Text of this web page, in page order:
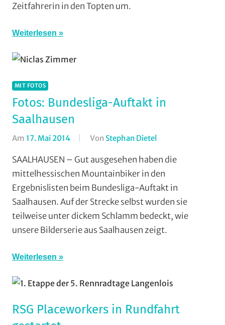
Zeitfahrerin in den Topten um.
Weiterlesen
MIT FOTOS
Fotos: Bundesliga-Auftakt in
Saalhausen
Am 17. Mai 2014 Von Stephan Dietel
Rodheim-
Bieber
Cross
Country,
Mit
Fotos
Gießen
Wieseck
SAALHAUSEN – Gut ausgesehen haben die
mittelhessischen Mountainbiker in den
Ergebnislisten beim Bundesliga-Auftakt in
Saalhausen. Auf der Strecke selbst wurden sie
teilweise unter dickem Schlamm bedeckt, wie
unsere Bilderserie aus Saalhausen zeigt.
Weiterlesen
RSG Placeworkers in Rundfahrt